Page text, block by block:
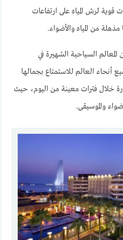
قوية لرش المياه على ارتفاعات
من المياه والأضواء.
السياحية الشهيرة في
أنحاء العالم للاستمتاع بجمالها
خلال فترات معينة من اليوم، حيث
والموسيقى.